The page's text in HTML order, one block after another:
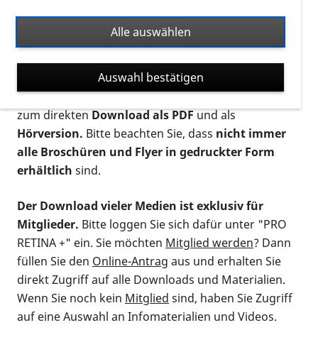
Ort. Nutzen Sie den Formatfilter, um ausschließlich
nach Flyern und Broschüren, Audios oder Videos zu
suchen. Die meisten Flyer und Broschüren werden in
verschiedenen Formaten angeboten: zur
postalischen Bestellung als gedruckte Variante
zum direktenDownload als PDFund als
Hörversion. Bitte beachten Sie, dass nicht immer
alle Broschüren und Flyer in gedruckter Form
erhältlich sind.
Der Download vieler Medien ist exklusiv für
Mitglieder. Bitte loggen Sie sich dafür unter "PRO
RETINA +" ein. Sie möchten Mitglied werden? Dann
füllen Sie den Online-Antrag aus und erhalten Sie
direkt Zugriff auf alle Downloads und Materialien.
Wenn Sie noch kein Mitglied sind, haben Sie Zugriff
auf eine Auswahl an Infomaterialien und Videos.
Alle auswählen
Auswahl bestätigen